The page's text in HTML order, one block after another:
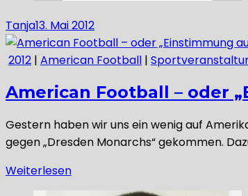
Tanja13. Mai 2012
2012 | American Football |
American Football – oder
Gestern haben wir uns ein wenig auf
gegen „Dresden Monarchs“ gekommen.
Weiterlesen